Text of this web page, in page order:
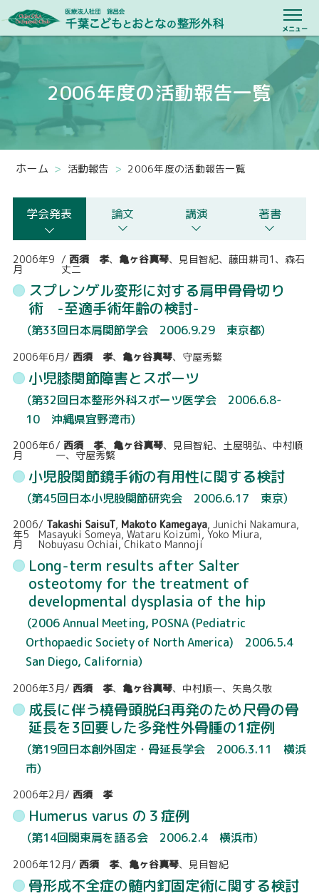
医療法人社団
メニュー
当院について
院長のあいさつ
スタッフ紹介
活動報告
診療のご案内
小児における理学療法
交通アクセス
お知らせ
診察カレンダー
お問い合わせ
2006年度の活動報告一覧
ホーム > 活動報告 > 2006年度の活動報告一覧
学会発表 論文 講演 著書
2006年9
月
/ 西須 孝、 亀ヶ谷真琴、見目智紀、藤田耕司1、森石
丈二
スプレンゲル変形に対する肩甲骨骨切り
術 -至適手術年齢の検討-
（第33回日本肩関節学会 2006.9.29 東京都）
2006年6月/ 西須 孝、 亀ヶ谷真琴、守屋秀繁
小児膝関節障害とスポーツ
（第32回日本整形外科スポーツ医学会 2006.6.8-
10 沖縄県宜野湾市）
2006年6
月
/ 西須 孝、 亀ヶ谷真琴、見目智紀、土屋明弘、中村順
一、守屋秀繁
小児股関節鏡手術の有用性に関する検討
（第45回日本小児股関節研究会 2006.6.17 東京）
2006
年5
月
/ Takashi SaisuT, Makoto Kamegaya, Junichi Nakamura,
Masayuki Someya, Wataru Koizumi, Yoko Miura,
Nobuyasu Ochiai, Chikato Mannoji
Long-term results after Salter
osteotomy for the treatment of
developmental dysplasia of the hip
（2006 Annual Meeting, POSNA (Pediatric
Orthopaedic Society of North America) 2006.5.4
San Diego, California）
2006年3月/ 西須 孝、 亀ヶ谷真琴、中村順一、矢島久敬
成長に伴う橈骨頭脱臼再発のため尺骨の骨
延長を3回要した多発性外骨腫の1症例
（第19回日本創外固定・骨延長学会 2006.3.11 横浜
市）
2006年2月/ 西須 孝
Humerus varus の３症例
（第14回関東肩を語る会 2006.2.4 横浜市）
2006年12月/ 西須 孝、 亀ヶ谷真琴、見目智紀
骨形成不全症の髄内釘固定術に関する検討